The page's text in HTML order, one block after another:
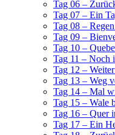
Tag 06 –
Tag 07 – Ein
Tag 08 –
Tag 09 –
Tag 10 –
Tag 11 – Noch
Tag 12 –
Tag 13 – Weg
Tag 14 – Mal
Tag 15 – Wale
Tag 16 – Quer
Tag 17 – Ein